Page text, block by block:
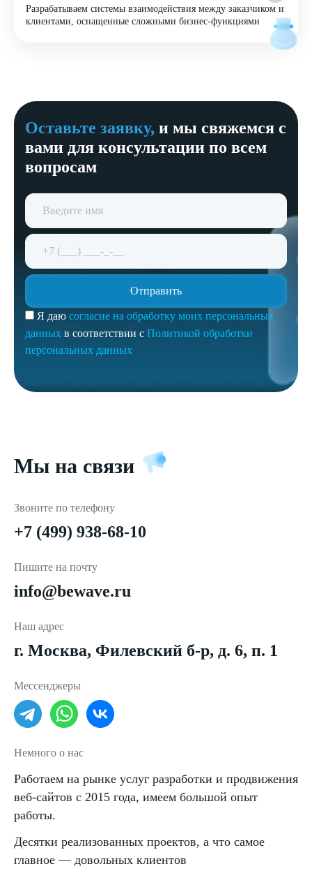
Разрабатываем системы взаимодействия между заказчиком и
клиентами, оснащенные сложными бизнес-функциями
Оставьте заявку, и мы свяжемся с
вами для консультации по всем
вопросам
Я даю согласие на обработку моих персональных
данных в соответствии с Политикой обработки
персональных данных
Мы на связи
Звоните по телефону
+7 (499) 938-68-10
Пишите на почту
info@bewave.ru
Наш адрес
г. Москва, Филевский б-р, д. 6, п. 1
Мессенджеры
Немного о нас
Работаем на рынке услуг разработки и продвижения
веб-сайтов с 2015 года, имеем большой опыт
работы.
Десятки реализованных проектов, а что самое
главное — довольных клиентов